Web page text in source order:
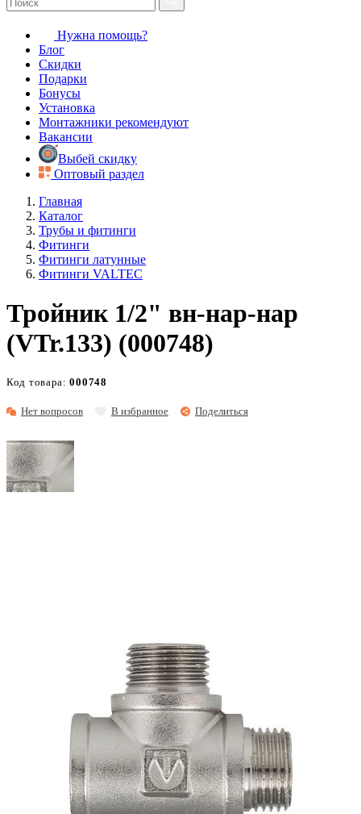
Нужна помощь?
Блог
Скидки
Подарки
Бонусы
Установка
Монтажники рекомендуют
Вакансии
Выбей скидку
Оптовый раздел
Главная
Каталог
Трубы и фитинги
Фитинги
Фитинги латунные
Фитинги VALTEC
Тройник 1/2" вн-нар-нар
(VTr.133) (000748)
Нет вопросов В избранное Поделиться
Код товара:000748